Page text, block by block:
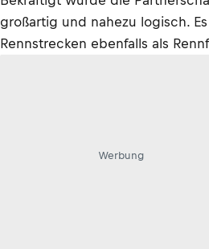
großartig und nahezu logisch.
Rennstrecken ebenfalls als
Werbung